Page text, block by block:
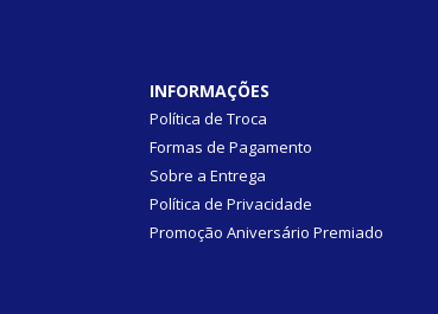
INFORMAÇÕES
Política de Troca
Formas de Pagamento
Sobre a Entrega
Política de Privacidade
Promoção Aniversário Premiado